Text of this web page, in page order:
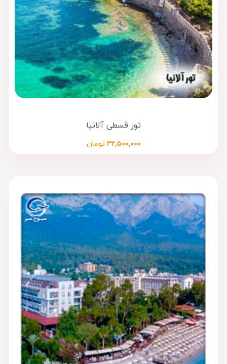
تور قسطی آلانیا
۳۲,۵۰۰,۰۰۰ تومان